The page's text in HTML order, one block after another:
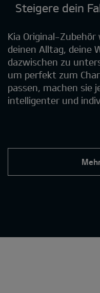
Steigere dein
Kia Original-
deinen Alltag, deine
dazwischen zu
um perfekt zum
passen, machen sie
intelligenter und